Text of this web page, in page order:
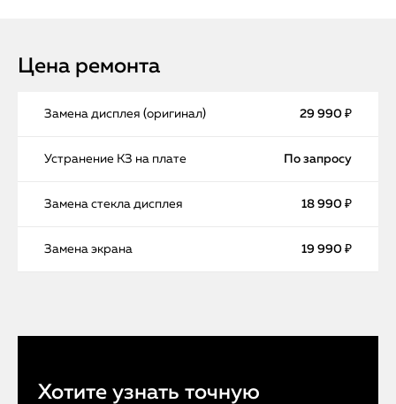
Цена ремонта
Замена дисплея (оригинал) 29 990 ₽
Устранение КЗ на плате По запросу
Замена стекла дисплея 18 990 ₽
Замена экрана 19 990 ₽
Хотите узнать точную